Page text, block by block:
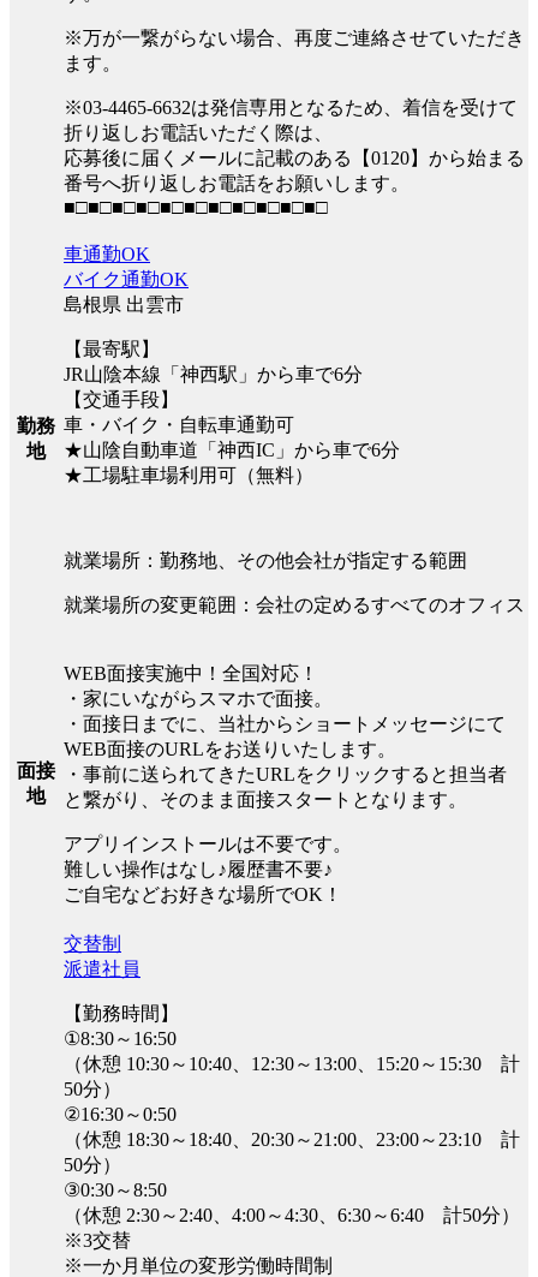
※万が一繋がらない場合、再度ご連絡させていただき
ます。
※03-4465-6632は発信専用となるため、着信を受けて
折り返しお電話いただく際は、
応募後に届くメールに記載のある【0120】から始まる
番号へ折り返しお電話をお願いします。
■□■□■□■□■□■□■□■□■□■□■□
勤務
地
車通勤OK
バイク通勤OK
島根県 出雲市
【最寄駅】
JR山陰本線「神西駅」から車で6分
【交通手段】
車・バイク・自転車通勤可
★山陰自動車道「神西IC」から車で6分
★工場駐車場利用可（無料）
就業場所：勤務地、その他会社が指定する範囲
就業場所の変更範囲：会社の定めるすべてのオフィス
面接
地
WEB面接実施中！全国対応！
・家にいながらスマホで面接。
・面接日までに、当社からショートメッセージにて
WEB面接のURLをお送りいたします。
・事前に送られてきたURLをクリックすると担当者
と繋がり、そのまま面接スタートとなります。
アプリインストールは不要です。
難しい操作はなし♪履歴書不要♪
ご自宅などお好きな場所でOK！
交替制
派遣社員
【勤務時間】
①8:30～16:50
（休憩 10:30～10:40、12:30～13:00、15:20～15:30 計
50分）
②16:30～0:50
（休憩 18:30～18:40、20:30～21:00、23:00～23:10 計
50分）
③0:30～8:50
（休憩 2:30～2:40、4:00～4:30、6:30～6:40 計50分）
※3交替
※一か月単位の変形労働時間制